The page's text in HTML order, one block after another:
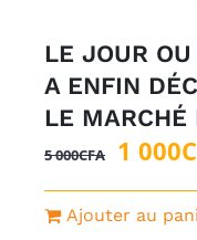
LE JOUR
A ENFIN
LE MARCHÉ
5 000CFA
Le
prix
initial
1 000
Ajouter au